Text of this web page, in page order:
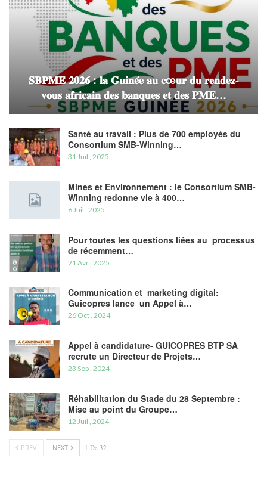
𝐒𝐁𝐏𝐌𝐄 𝟐𝟎𝟐𝟔 : 𝐥𝐚 𝐆𝐮𝐢𝐧𝐞́𝐞 𝐚𝐮 𝐜œ𝐮𝐫 𝐝𝐮 𝐫𝐞𝐧𝐝𝐞𝐳-
𝐯𝐨𝐮𝐬 𝐚𝐟𝐫𝐢𝐜𝐚𝐢𝐧 𝐝𝐞𝐬 𝐛𝐚𝐧𝐪𝐮𝐞𝐬 𝐞𝐭 𝐝𝐞𝐬 𝐏𝐌𝐄…
Santé au travail : Plus de 700 employés du
Consortium SMB-Winning…
31 Juil , 2025
Mines et Environnement : le Consortium SMB-
Winning redonne vie à 400…
6 Juil , 2025
Pour toutes les questions liées au processus
de récemment…
21 Avr , 2025
Communication et marketing digital:
Guicopres lance un Appel à…
26 Oct , 2024
Appel à candidature- GUICOPRES BTP SA
recrute un Directeur de Projets…
23 Sep , 2024
Réhabilitation du Stade du 28 Septembre :
Mise au point du Groupe…
12 Juil , 2024
PREV NEXT 1 De 32